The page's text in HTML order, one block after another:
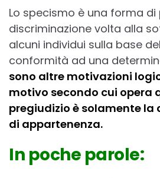
Lo specismo è una forma di
discriminazione volta alla
alcuni individui sulla base
conformità ad una
sono altre motivazioni
motivo secondo cui opera
pregiudizio è solamente la
di appartenenza.
In poche parole: